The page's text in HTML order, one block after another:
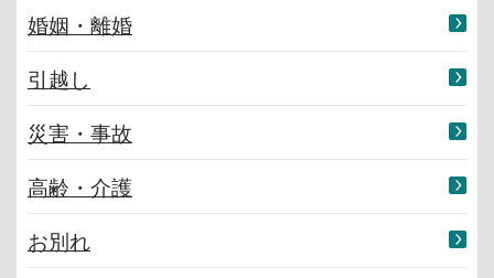
婚姻・離婚
引越し
災害・事故
高齢・介護
お別れ